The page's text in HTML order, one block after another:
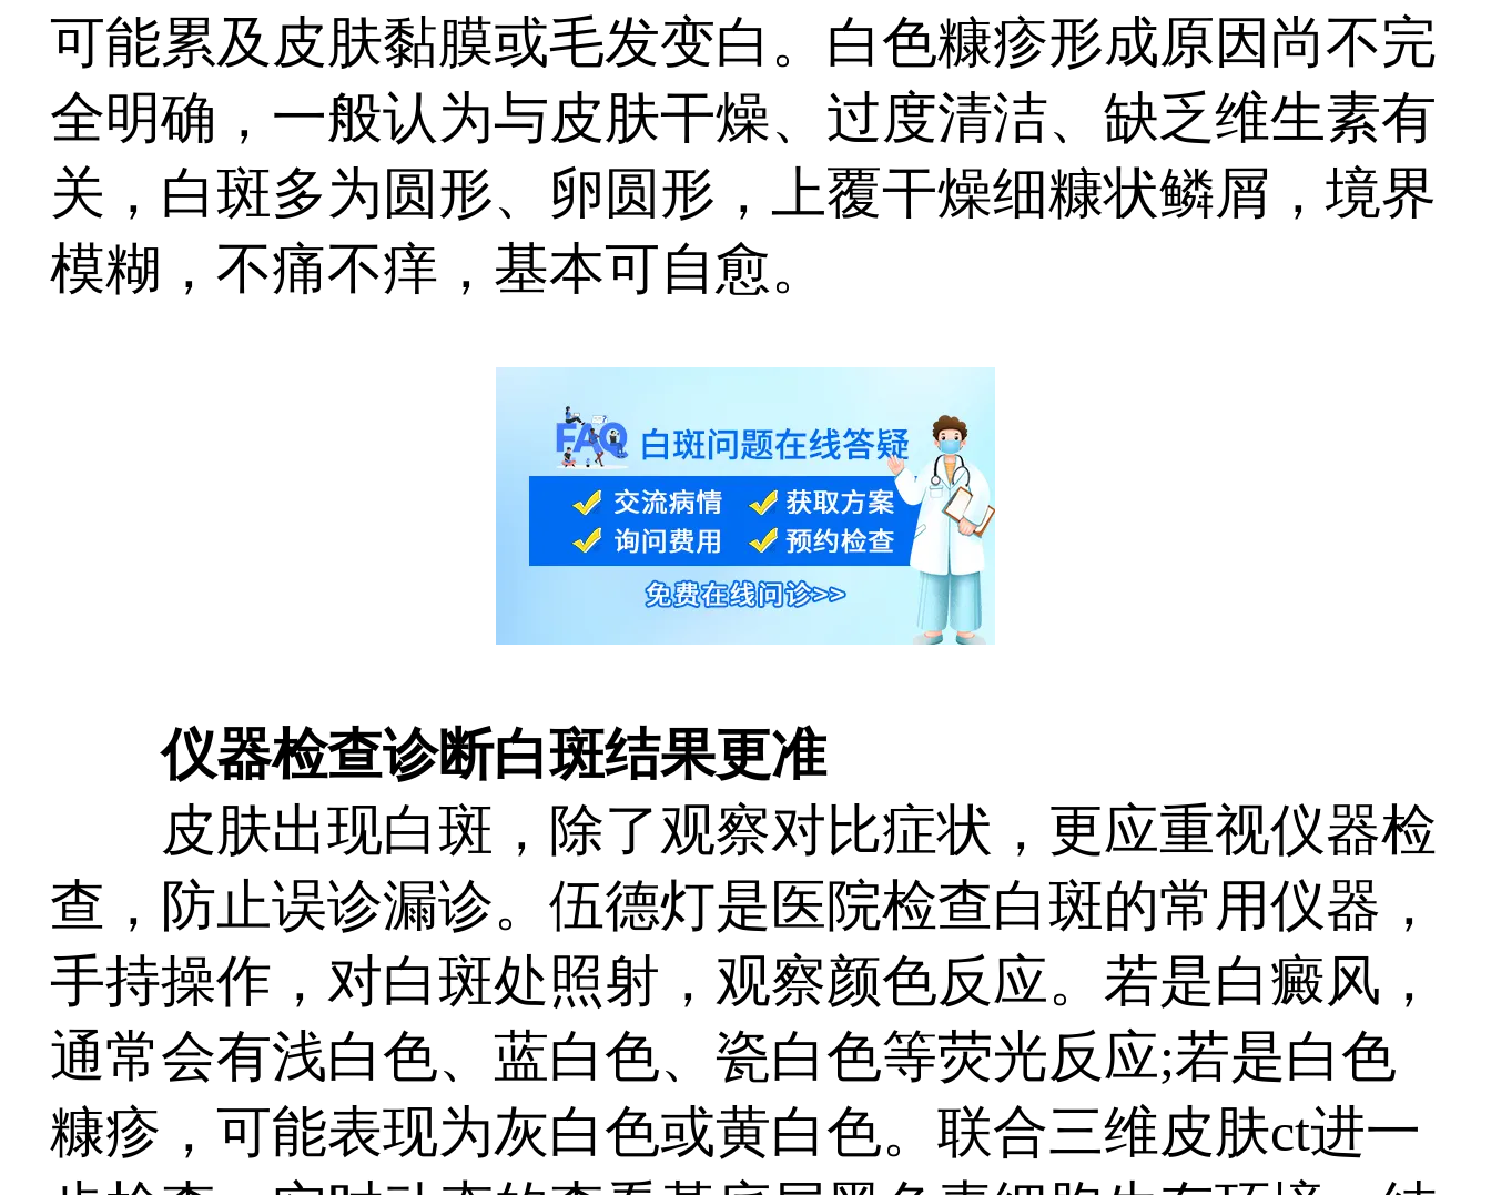
可能累及皮肤黏膜或毛发变白。白色糠疹形成原因尚不完
全明确，一般认为与皮肤干燥、过度清洁、缺乏维生素有
关，白斑多为圆形、卵圆形，上覆干燥细糠状鳞屑，境界
模糊，不痛不痒，基本可自愈。
仪器检查诊断白斑结果更准
皮肤出现白斑，除了观察对比症状，更应重视仪器检
查，防止误诊漏诊。伍德灯是医院检查白斑的常用仪器，
手持操作，对白斑处照射，观察颜色反应。若是白癜风，
通常会有浅白色、蓝白色、瓷白色等荧光反应;若是白色
糠疹，可能表现为灰白色或黄白色。联合三维皮肤ct进一